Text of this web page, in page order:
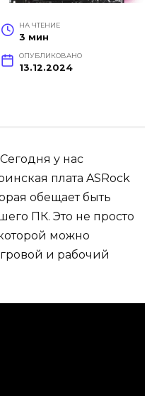
НА ЧТЕНИЕ
3 мин
ОПУБЛИКОВАНО
13.12.2024
у нас
плата ASRock
обещает быть
ПК. Это не просто
можно
и рабочий